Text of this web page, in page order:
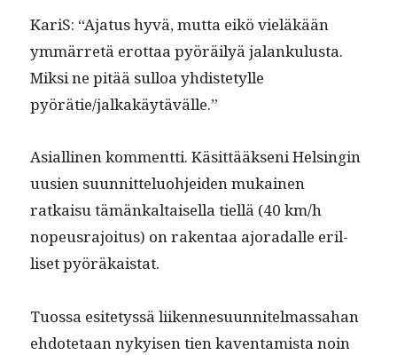
KariS: “Aja­tus hyvä, mut­ta eikö vieläkään
ymmär­retä erot­taa pyöräi­lyä jalanku­lus­ta.
Mik­si ne pitää sul­loa yhdis­tetylle
pyörätie/jalkakäytävälle.”
Asialli­nen kom­ment­ti. Käsit­tääk­seni Helsin­gin
uusien suun­nit­telu­o­hjei­den mukainen
ratkaisu tämänkaltaisel­la tiel­lä (40 km/h
nopeusra­joi­tus) on rak­en­taa ajo­radalle eril­
liset pyöräkaistat.
Tuos­sa esite­tyssä liiken­nesu­un­nitel­mas­sa­han
ehdote­taan nykyisen tien kaven­tamista noin